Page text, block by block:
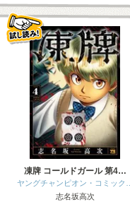
凍牌 コールドガール 第4…
ヤングチャンピオン・コミック…
志名坂高次